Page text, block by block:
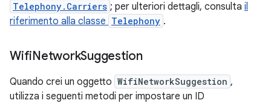
Telephony.Carriers ; per ulteriori dettagli, consulta il
riferimento alla classe Telephony .
WifiNetworkSuggestion
Quando crei un oggetto WifiNetworkSuggestion ,
utilizza i seguenti metodi per impostare un ID